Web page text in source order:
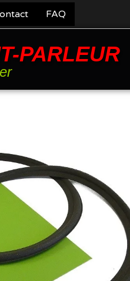
FAQ
PARLEUR